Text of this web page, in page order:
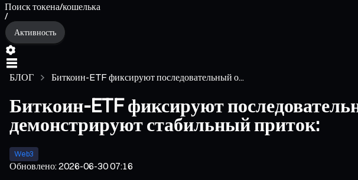
Поиск токена/кошелька
/
Активность
БЛОГ Биткоин-ETF фиксируют последовательный о...
Биткоин-ETF фиксируют
демонстрируют стабильный приток:
Web3
Обновлено:2026-06-30 07:16